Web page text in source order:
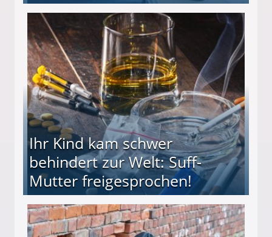
(34) in den finanziellen Ruin!
Ihr Kind kam schwer
behindert zur Welt: Suff-
Mutter freigesprochen!
Mutter freigesprochen!